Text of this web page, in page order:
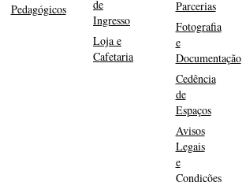
Pedagógicos
de
Ingresso
Loja e
Cafetaria
Parcerias
Fotografia
e
Documentação
Cedência
de
Espaços
Avisos
Legais
e
Condições